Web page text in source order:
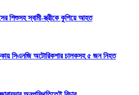
শিশুসহ স্বামী-স্ত্রীকে কুপিয়ে আহত
সিএনজি অটোরিকশার চালকসহ ৫ জন নিহত